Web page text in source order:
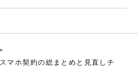
マホ契約の総まとめと見直しチ